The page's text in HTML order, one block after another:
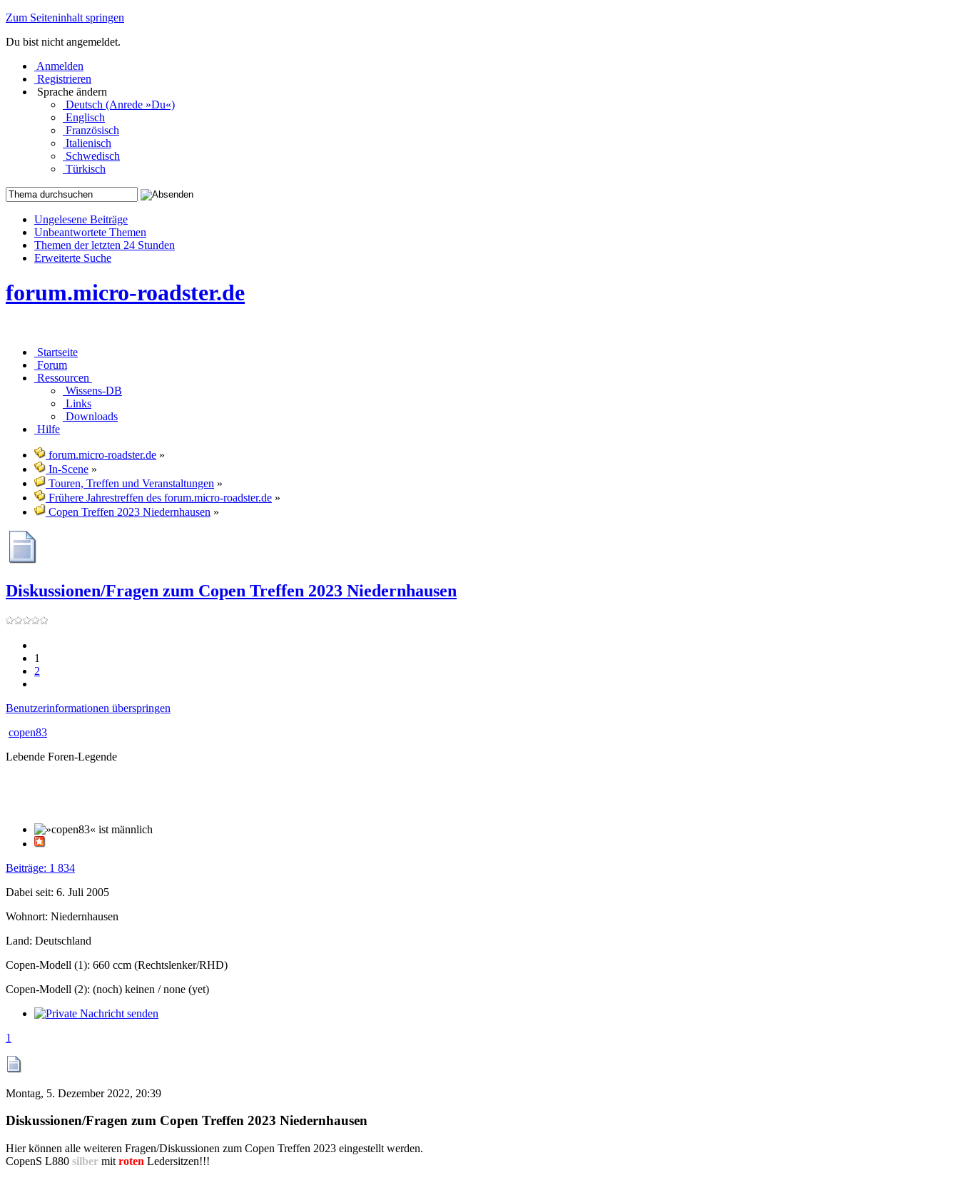
Zum Seiteninhalt springen
Du bist nicht angemeldet.
Anmelden
Registrieren
Sprache ändern
Deutsch (Anrede »Du«)
Englisch
Französisch
Italienisch
Schwedisch
Türkisch
Ungelesene Beiträge
Unbeantwortete Themen
Themen der letzten 24 Stunden
Erweiterte Suche
forum.micro-roadster.de
Startseite
Forum
Ressourcen
Wissens-DB
Links
Downloads
Hilfe
forum.micro-roadster.de »
In-Scene »
Touren, Treffen und Veranstaltungen »
Frühere Jahrestreffen des forum.micro-roadster.de »
Copen Treffen 2023 Niedernhausen »
Diskussionen/Fragen zum Copen Treffen 2023 Niedernhausen
1
2
Benutzerinformationen überspringen
copen83
Lebende Foren-Legende
Beiträge: 1 834
Dabei seit: 6. Juli 2005
Wohnort: Niedernhausen
Land: Deutschland
Copen-Modell (1): 660 ccm (Rechtslenker/RHD)
Copen-Modell (2): (noch) keinen / none (yet)
1
Montag, 5. Dezember 2022, 20:39
Diskussionen/Fragen zum Copen Treffen 2023 Niedernhausen
Hier können alle weiteren Fragen/Diskussionen zum Copen Treffen 2023 eingestellt werden.
CopenS L880 silber mit roten Ledersitzen!!!